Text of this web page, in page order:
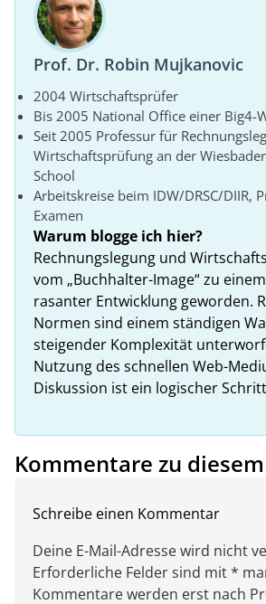
Prof. Dr. Robin Mujkanovic
2004 Wirtschaftsprüfer
Bis 2005 National Office einer Big4-
Seit 2005 Professur für
Wirtschaftsprüfung an der
School
Arbeitskreise beim IDW/DRSC/DIIR,
Examen
Warum blogge ich hier?
Rechnungslegung und
vom „Buchhalter-Image“ zu
rasanter Entwicklung geworden.
Normen sind einem ständigen
steigender Komplexität
Nutzung des schnellen Web-
Diskussion ist ein logischer
Kommentare zu
Schreibe einen Kommentar
Deine E-Mail-Adresse wird nicht
Erforderliche Felder sind mit *
Kommentare werden erst nach